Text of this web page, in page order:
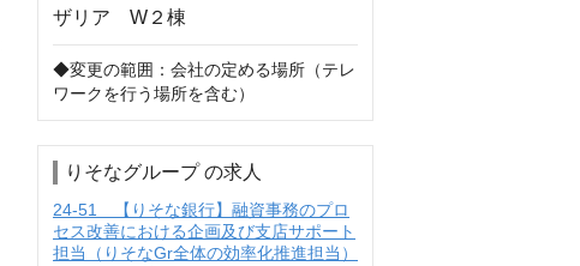
◆変更の範囲：会社の定める場所（テレ
ワークを行う場所を含む）
りそなグループ の求人
24-51 【りそな銀行】融資事務のプロ
セス改善における企画及び支店サポート
担当（りそなGr全体の効率化推進担当）